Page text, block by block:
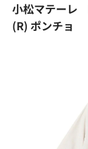
小松マテーレ
(R) ポンチョ